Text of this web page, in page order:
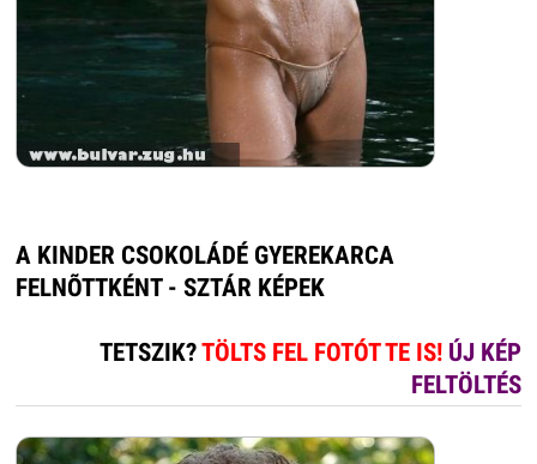
A KINDER CSOKOLÁDÉ GYEREKARCA
FELNÕTTKÉNT - SZTÁR KÉPEK
TETSZIK?TÖLTS FEL FOTÓT TE IS! ÚJ KÉP
FELTÖLTÉS